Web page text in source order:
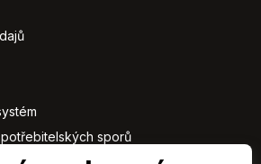
pneumatikách
(ESP)
sporů